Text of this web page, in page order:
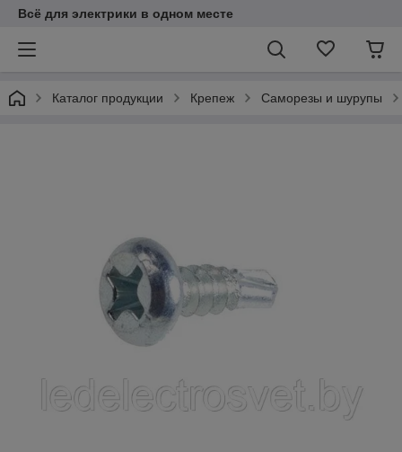
Всё для электрики в одном месте
Каталог продукции Крепеж Саморезы и шурупы